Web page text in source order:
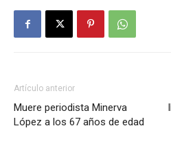
Artículo anterior
Muere periodista Minerva
López a los 67 años de edad